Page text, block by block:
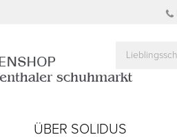
ÜBER SOLIDUS